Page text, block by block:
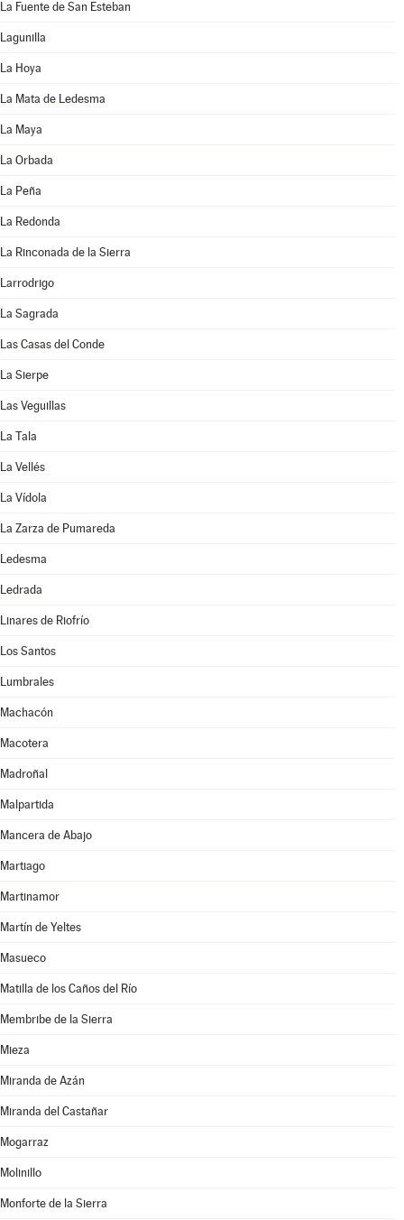
La Fuente de San Esteban
Lagunilla
La Hoya
La Mata de Ledesma
La Maya
La Orbada
La Peña
La Redonda
La Rinconada de la Sierra
Larrodrigo
La Sagrada
Las Casas del Conde
La Sierpe
Las Veguillas
La Tala
La Vellés
La Vídola
La Zarza de Pumareda
Ledesma
Ledrada
Linares de Riofrío
Los Santos
Lumbrales
Machacón
Macotera
Madroñal
Malpartida
Mancera de Abajo
Martiago
Martinamor
Martín de Yeltes
Masueco
Matilla de los Caños del Río
Membribe de la Sierra
Mieza
Miranda de Azán
Miranda del Castañar
Mogarraz
Molinillo
Monforte de la Sierra